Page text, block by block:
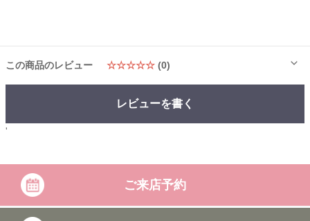
この商品のレビュー ☆☆☆☆☆ (0)
レビューを書く
'
ご来店予約